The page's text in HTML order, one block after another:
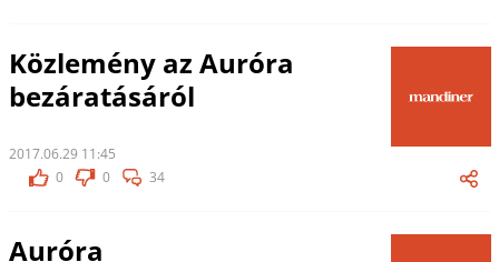
Közlemény az Auróra
bezáratásáról
2017.06.29 11:45
0
0 34
Auróra